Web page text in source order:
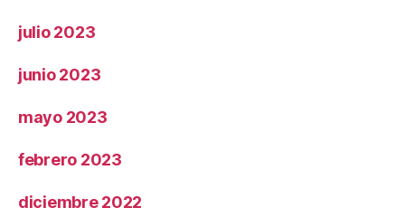
julio 2023
junio 2023
mayo 2023
febrero 2023
diciembre 2022